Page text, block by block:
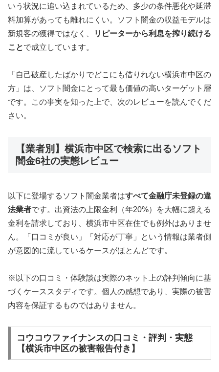
いう状況に追い込まれているため、多少の条件悪化や延滞
料加算があっても離れにくい。ソフト闇金の収益モデルは
新規客の獲得ではなく、
リピーターから利息を搾り続ける
ことで成立しています。
「自己破産したばかりでどこにも借りれない横浜市中区の
方」は、ソフト闇金にとって最も価値の高いターゲット層
です。この事実を知った上で、次のレビューを読んでくだ
さい。
【業者別】横浜市中区で検索に出るソフト
闇金6社の実態レビュー
以下に登場するソフト闇金業者はすべて金融庁未登録の違
法業者です。出資法の上限金利（年20%）を大幅に超える
金利を請求しており、横浜市中区在住でも例外はありませ
ん。「口コミが良い」「対応が丁寧」という情報は業者側
が意図的に流しているケースがほとんどです。
※以下の口コミ・体験談は実際のネット上の評判傾向に基
づくケーススタディです。個人の感想であり、実際の被害
内容を保証するものではありません。
コウコウファイナンスの口コミ・評判・実態
【横浜市中区の被害報告付き】